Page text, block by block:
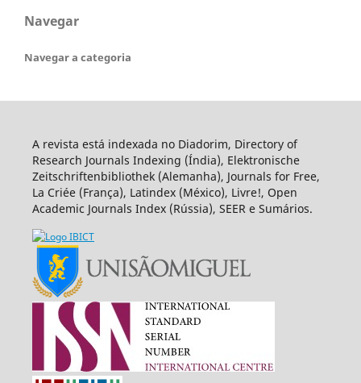
Navegar
Navegar a categoria
A revista está indexada no Diadorim, Directory of
Research Journals Indexing (Índia), Elektronische
Zeitschriftenbibliothek (Alemanha), Journals for Free,
La Criée (França), Latindex (México), Livre!, Open
Academic Journals Index (Rússia), SEER e Sumários.